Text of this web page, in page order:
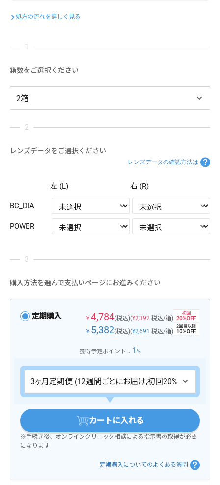
処方の流れを詳しく見る
箱数をご選択ください
レンズデータをご選択ください
レンズデータの確認方法は
左 (L) 右 (R)
BC_DIA
POWER
購入方法を選んで支払いページにお進みください
定期購入 ￥ 4,784(税込)(¥2,392 税込/箱)
￥ 5,382(税込)(¥2,691 税込/箱)
獲得予定ポイント： 1 %
カートに入れる
※手続き後、オンラインクリニック相談による指示書の取得が必要
になります
定期購入についてのよくある質問